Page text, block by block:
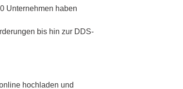
Unternehmen haben
bis hin zur DDS-
hochladen und